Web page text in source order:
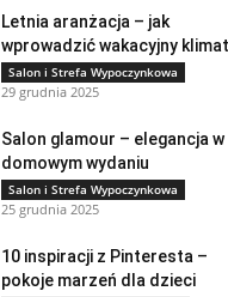
Letnia aranżacja – jak
wprowadzić wakacyjny
Salon i Strefa Wypoczynkowa
29 grudnia 2025
Salon glamour – elegancja w
domowym wydaniu
Salon i Strefa Wypoczynkowa
25 grudnia 2025
10 inspiracji z Pinteresta –
pokoje marzeń dla dzieci